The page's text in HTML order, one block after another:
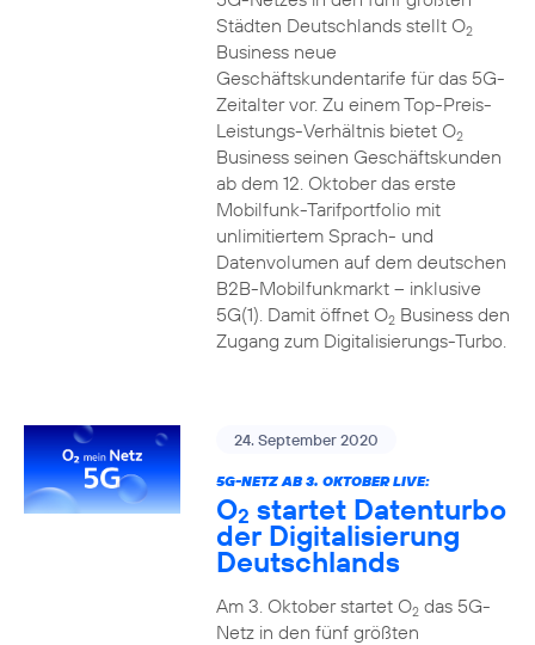
Städten Deutschlands stellt O2
Business neue
Geschäftskundentarife für das 5G-
Zeitalter vor. Zu einem Top-Preis-
Leistungs-Verhältnis bietet O2
Business seinen Geschäftskunden
ab dem 12. Oktober das erste
Mobilfunk-Tarifportfolio mit
unlimitiertem Sprach- und
Datenvolumen auf dem deutschen
B2B-Mobilfunkmarkt – inklusive
5G(1). Damit öffnet O2Business den
Zugang zum Digitalisierungs-Turbo.
24. September 2020
5G-NETZ AB 3. OKTOBER LIVE:
O2 startet Datenturbo
der Digitalisierung
Deutschlands
Am 3. Oktober startet O2das 5G-
Netz in den fünf größten